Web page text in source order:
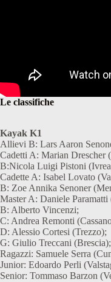
Le classifiche
Kayak K1
Allievi B: Lars Aaron
Cadetti A: Marian Drescher
B:Nicola Luigi Pistoni
Cadette A: Isabel Lovato
B: Zoe Annika Senoner
Master A: Daniele Paramatti
B: Alberto Vincenzi;
C: Andrea Remonti
D: Alessio Cortesi (Trezzo);
G: Giulio Treccani (Brescia);
Ragazzi: Samuele Serra
Junior: Edoardo Perli
Senior: Tommaso Barzon